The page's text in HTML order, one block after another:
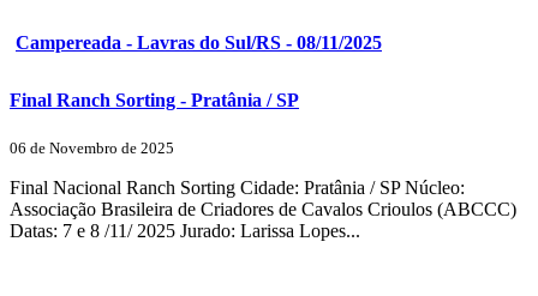
Campereada - Lavras do Sul/RS - 08/11/2025
Final Ranch Sorting - Pratânia / SP
06 de Novembro de 2025
Final Nacional Ranch Sorting Cidade: Pratânia / SP Núcleo:
Associação Brasileira de Criadores de Cavalos Crioulos (ABCCC)
Datas: 7 e 8 /11/ 2025 Jurado: Larissa Lopes...